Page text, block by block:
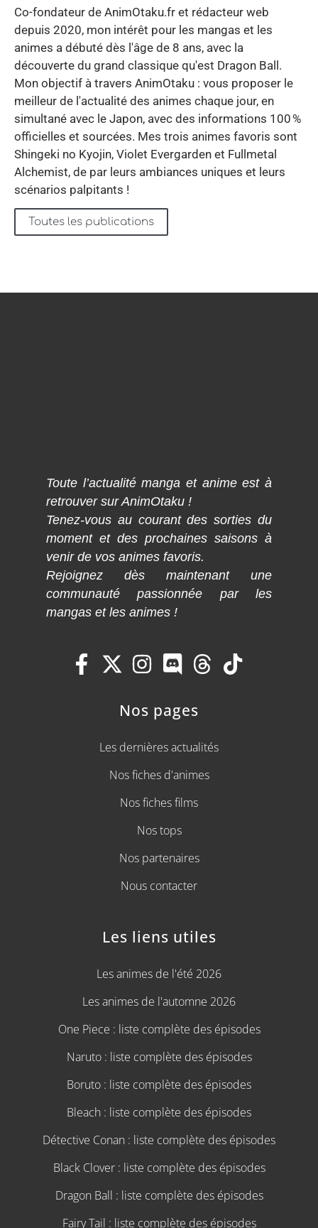
Co-fondateur de AnimOtaku.fr et rédacteur web
depuis 2020, mon intérêt pour les mangas et les
animes a débuté dès l'âge de 8 ans, avec la
découverte du grand classique qu'est Dragon Ball.
Mon objectif à travers AnimOtaku : vous proposer le
meilleur de l'actualité des animes chaque jour, en
simultané avec le Japon, avec des informations 100 %
officielles et sourcées. Mes trois animes favoris sont
Shingeki no Kyojin, Violet Evergarden et Fullmetal
Alchemist, de par leurs ambiances uniques et leurs
scénarios palpitants !
Toutes les publications
Toute l’actualité manga et anime est à
retrouver sur AnimOtaku !
Tenez-vous au courant des sorties du
moment et des prochaines saisons à
venir de vos animes favoris.
Rejoignez dès maintenant une
communauté passionnée par les
mangas et les animes !
Nos pages
Les dernières actualités
Nos fiches d'animes
Nos fiches films
Nos tops
Nos partenaires
Nous contacter
Les liens utiles
Les animes de l'été 2026
Les animes de l'automne 2026
One Piece : liste complète des épisodes
Naruto : liste complète des épisodes
Boruto : liste complète des épisodes
Bleach : liste complète des épisodes
Détective Conan : liste complète des épisodes
Black Clover : liste complète des épisodes
Dragon Ball : liste complète des épisodes
Fairy Tail : liste complète des épisodes